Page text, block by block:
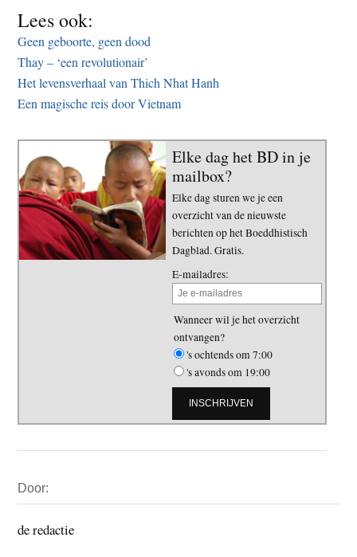
Lees ook:
Geen geboorte, geen dood
Thay – ‘een revolutionair’
Het levensverhaal van Thich Nhat Hanh
Een magische reis door Vietnam
Elke dag het BD in je
mailbox?
Elke dag sturen we je een
overzicht van de nieuwste
berichten op het Boeddhistisch
Dagblad. Gratis.
E-mailadres:
Wanneer wil je het overzicht
ontvangen?
's ochtends om 7:00
's avonds om 19:00
Sidebar
Door:
de redactie